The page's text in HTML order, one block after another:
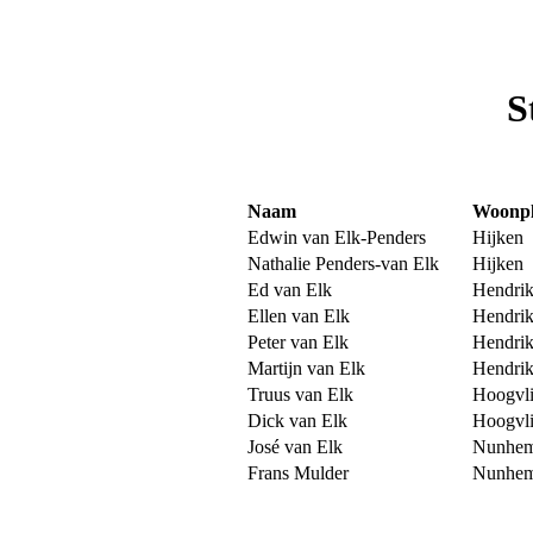
Naam
Edwin van Elk-Penders
Hijken
Nathalie Penders-van Elk
Hijken
Ed van Elk
Ellen van Elk
Peter van Elk
Martijn van Elk
Truus van Elk
Dick van Elk
José van Elk
Frans Mulder